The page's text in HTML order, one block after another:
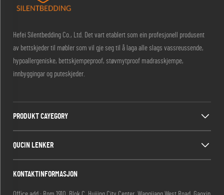
Hefei Silentbedding Co., Ltd. Det vart etablert som ein profesjonell produsent
av bettskjeder til møbler som vil gje seg til å laga alle slags vassreussende,
hypoallergeniske, bettskjempeproof, støvmytproof madrasskjempe,
innbyggingar og puteskjeder.
PRODUKT CAYEGORY
QUCIN LENKER
KONTAKTINFORMASJON